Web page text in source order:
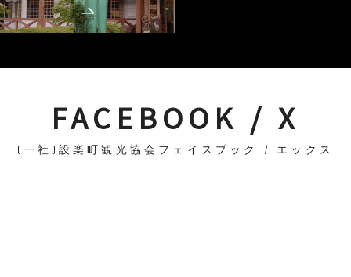
FACEBOOK / X
(一社)設楽町観光協会フェイスブック / エックス